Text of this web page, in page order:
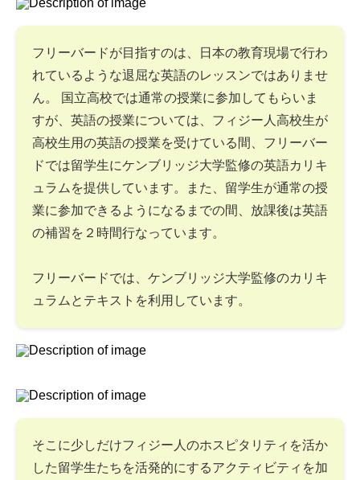
フリーバードが目指すのは、日本の教育現場で行わ
れているような退屈な英語のレッスンではありませ
ん。 国立高校では通常の授業に参加してもらいま
すが、英語の授業については、フィジー人高校生が
高校生用の英語の授業を受けている間、フリーバー
ドでは留学生にケンブリッジ大学監修の英語カリキ
ュラムを提供しています。また、留学生が通常の授
業に参加できるようになるまでの間、放課後は英語
の補習を２時間行なっています。
フリーバードでは、ケンブリッジ大学監修のカリキ
ュラムとテキストを利用しています。
そこに少しだけフィジー人のホスピタリティを活か
した留学生たちを活発的にするアクティビティを加